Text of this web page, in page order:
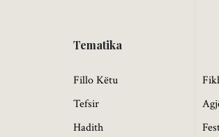
Tematika
Fillo Këtu
Tefsir
Hadith